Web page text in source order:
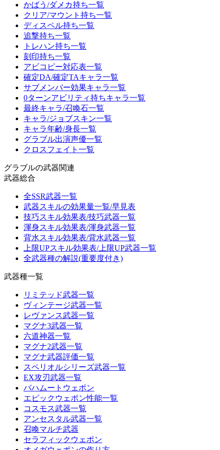
かばう/ダメカ持ち一覧
クリア/マウント持ち一覧
ディスペル持ち一覧
追撃持ち一覧
トレハン持ち一覧
刻印持ち一覧
アビコピー対応表一覧
確定DA/確定TAキャラ一覧
サブメンバー効果キャラ一覧
0ターンアビリティ持ちキャラ一覧
最終キャラ/召喚石一覧
キャラ/ジョブスキン一覧
キャラ年齢/身長一覧
グラブル出演声優一覧
クロスフェイト一覧
グラブルの武器関連
武器総合
全SSR武器一覧
武器スキルの効果量一覧/早見表
技巧スキル効果表/技巧武器一覧
渾身スキル効果表/渾身武器一覧
背水スキル効果表/背水武器一覧
上限UPスキル効果表/上限UP武器一覧
全武器種の解説(重要度付き)
武器種一覧
リミテッド武器一覧
ヴィンテージ武器一覧
レヴァンス武器一覧
マグナ3武器一覧
六道神器一覧
マグナ2武器一覧
マグナ武器評価一覧
スペリオルシリーズ武器一覧
EX攻刃武器一覧
バハムートウェポン
エピックウェポン性能一覧
コスモス武器一覧
アンセスタル武器一覧
召喚マルチ武器
セラフィックウェポン